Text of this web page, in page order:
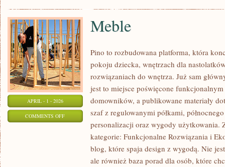
APRIL - 1 - 2026
COMMENTS OFFON
Meble
Pino to rozbudowana platforma, która
pokoju dziecka, wnętrzach dla
rozwiązaniach do wnętrza. Już sam
jest to miejsce poświęcone
domowników, a publikowane materiały
szaf z regulowanymi półkami,
personalizacji oraz wygody użytkowania.
kategorie: Funkcjonalne Rozwiązania i
blog, które spaja design z wygodą. Nie
ale również baza porad dla osób, które